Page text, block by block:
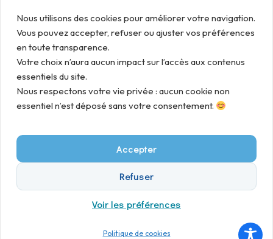
Nous utilisons des cookies pour améliorer votre navigation.
Vous pouvez accepter, refuser ou ajuster vos préférences
en toute transparence.
Votre choix n’aura aucun impact sur l’accès aux contenus
essentiels du site.
Nous respectons votre vie privée : aucun cookie non
essentiel n’est déposé sans votre consentement.
Accepter
Refuser
Voir les préférences
Politique de cookies